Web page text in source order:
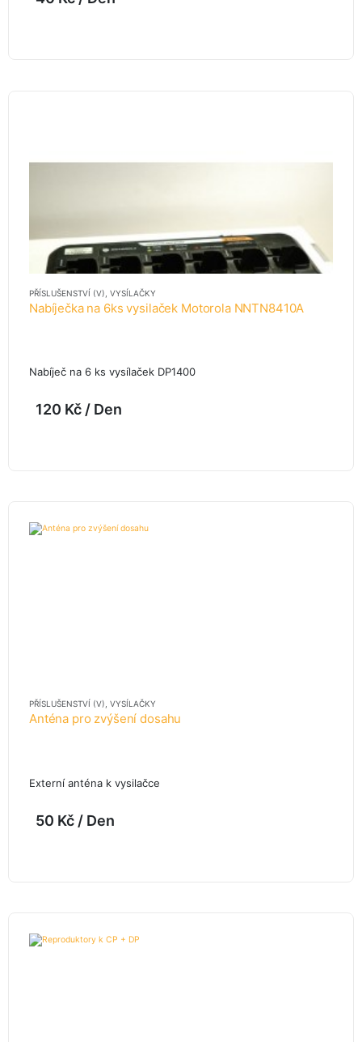
PŘÍSLUŠENSTVÍ (V) VYSÍLAČKY
Nabíječka na 6ks vysilaček Motorola NNTN8410A
Nabíječ na 6 ks vysílaček DP1400
120 Kč / Den
PŘÍSLUŠENSTVÍ (V) VYSÍLAČKY
Anténa pro zvýšení dosahu
Externí anténa k vysilačce
50 Kč / Den